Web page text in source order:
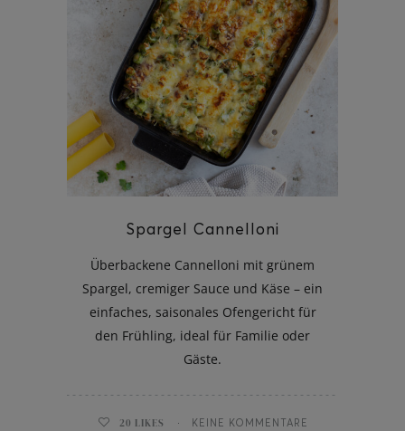
Spargel Cannelloni
Überbackene Cannelloni mit grünem
Spargel, cremiger Sauce und Käse – ein
einfaches, saisonales Ofengericht für
den Frühling, ideal für Familie oder
Gäste.
20 LIKES KEINE KOMMENTARE